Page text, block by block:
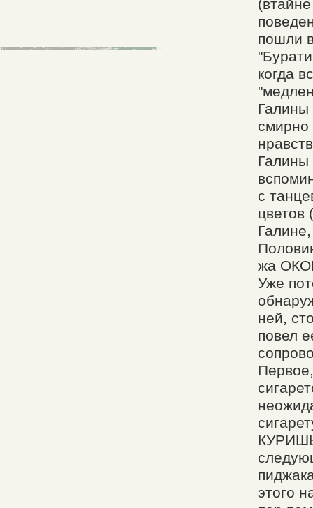
пошли
когда
Галины
смирно
Галины
с
цветов
жа
Уже
ней,
повел
этого